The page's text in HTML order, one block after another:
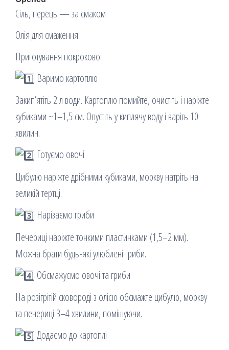
Сіль, перець — за смаком
Олія для смаження
Приготування покроково:
Варимо картоплю
Закип’ятіть 2 л води. Картоплю помийте, очистіть і наріжте
кубиками ~1–1,5 см. Опустіть у киплячу воду і варіть 10
хвилин.
Готуємо овочі
Цибулю наріжте дрібними кубиками, моркву натріть на
великій тертці.
Нарізаємо гриби
Печериці наріжте тонкими пластинками (1,5–2 мм).
Можна брати будь-які улюблені гриби.
Обсмажуємо овочі та гриби
На розігрітій сковороді з олією обсмажте цибулю, моркву
та печериці 3–4 хвилини, помішуючи.
Додаємо до картоплі